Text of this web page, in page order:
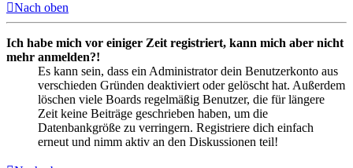
Nach oben
Ich habe mich vor einiger Zeit registriert, kann mich aber nicht
mehr anmelden?!
Es kann sein, dass ein Administrator dein Benutzerkonto aus
verschieden Gründen deaktiviert oder gelöscht hat. Außerdem
löschen viele Boards regelmäßig Benutzer, die für längere
Zeit keine Beiträge geschrieben haben, um die
Datenbankgröße zu verringern. Registriere dich einfach
erneut und nimm aktiv an den Diskussionen teil!